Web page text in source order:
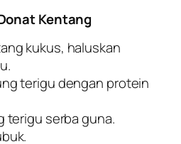
Kentang
kukus, haluskan
terigu dengan protein
terigu serba guna.